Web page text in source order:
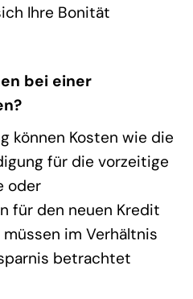
Ihre Bonität
bei einer
können Kosten wie die
für die vorzeitige
oder
für den neuen Kredit
im Verhältnis
betrachtet